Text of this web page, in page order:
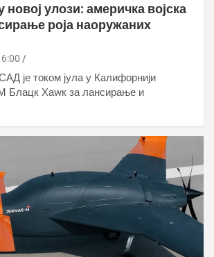
новој улози: америчка војска
роја наоружаних
је током јула у Калифорнији
Блацк Хаwк за лансирање и